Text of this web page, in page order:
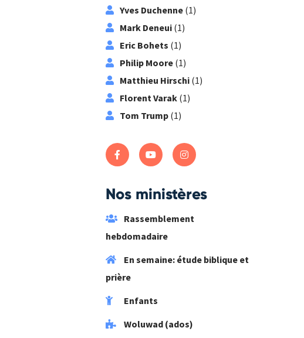
Yves Duchenne(1)
Mark Deneui(1)
Eric Bohets (1)
Philip Moore(1)
Matthieu Hirschi(1)
Florent Varak(1)
Tom Trump(1)
Nos ministères
Rassemblement
hebdomadaire
En semaine: étude biblique et
prière
Enfants
Woluwad (ados)